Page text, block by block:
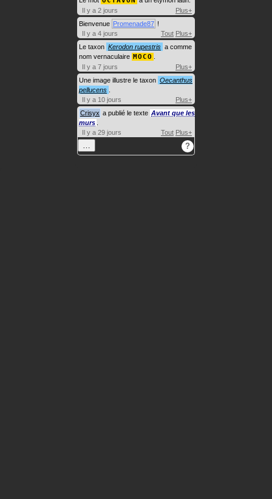
Il y a 2 jours
Plus+
Bienvenue Promenade87 !
Il y a 4 jours
Tout Plus+
Le taxon Kerodon rupestris a comme
nom vernaculaire MOCO
Il y a 7 jours
Plus+
Une image illustre le taxon Oecanthus
pellucens
Il y a 10 jours
Plus+
Crisyx a publié le texte Avant que les
murs
Il y a 29 jours
Tout Plus+
… ?